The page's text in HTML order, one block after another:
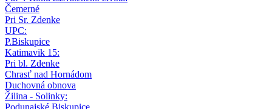
Čemerné
Pri Sr. Zdenke
UPC:
P.Biskupice
Katimavik 15:
Pri bl. Zdenke
Chrasť nad Hornádom
Duchovná obnova
Žilina - Solinky:
Podunajské Biskupice